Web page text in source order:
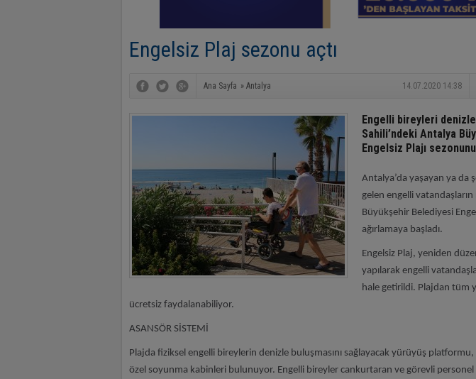
Engelsiz Plaj sezonu açtı
Ana Sayfa » Antalya 14.07.2020 14:38
Engelli bireyleri
Sahili’ndeki Antalya
Engelsiz Plajı
Antalya’da yaşayan ya da
gelen engelli
Büyükşehir Belediyesi
ağırlamaya başladı.
Engelsiz Plaj, yeniden
yapılarak engelli
hale getirildi. Plajdan tüm
ücretsiz faydalanabiliyor.
ASANSÖR SİSTEMİ
Plajda fiziksel engelli bireylerin denizle buluşmasını sağlayacak yürüyüş
özel soyunma kabinleri bulunuyor. Engelli bireyler cankurtaran ve görevli personel